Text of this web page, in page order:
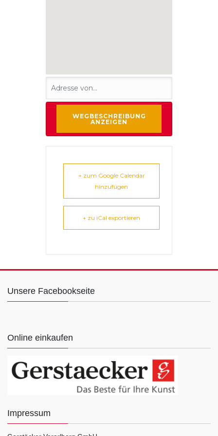
+ zum Google Calendar
hinzufügen
+ zu iCal exportieren
Unsere Facebookseite
Online einkaufen
Impressum